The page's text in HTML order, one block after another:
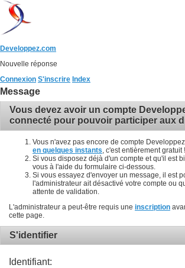
Developpez.com
Nouvelle réponse
Connexion S'inscrire Index
Message
Vous devez avoir un compte
connecté pour pouvoir participer aux
Vous n'avez pas encore de compte
en quelques instants , c'est entièrement gratuit !
Si vous disposez déjà d'un compte et qu'il est
vous à l'aide du formulaire ci-dessous.
Si vous essayez d'envoyer un message, il est
l'administrateur ait désactivé votre compte ou
attente de validation.
L'administrateur a peut-être requis une inscription
cette page.
S'identifier
Identifiant: